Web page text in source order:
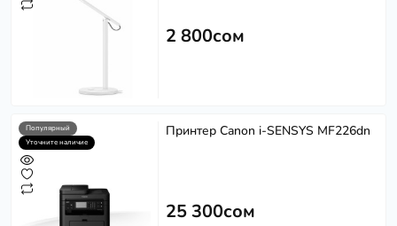
2 800сом
Популярный
Уточните наличие
Принтер Canon i-SENSYS MF226dn
25 300сом